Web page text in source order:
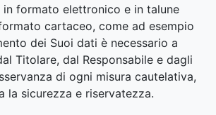
in formato elettronico e in talune
cartaceo, come ad esempio
dei Suoi dati è necessario a
Titolare, dal Responsabile e dagli
di ogni misura cautelativa,
la sicurezza e riservatezza.